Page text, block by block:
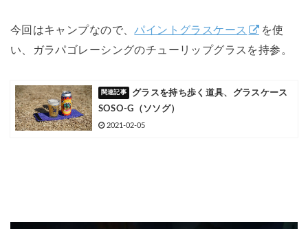
今回はキャンプなので、パイントグラスケース
を使
い、ガラパゴレーシングのチューリップグラスを持参。
グラスを持ち歩く道具、グラスケース
SOSO-G（ソソグ）
2021-02-05